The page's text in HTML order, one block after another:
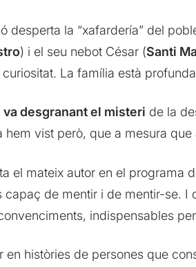
desperta la “xafardería” del
) i el seu nebot César (Santi
La família està
va desgranant el misteri de la
hem vist però, que a mesura
el mateix autor en el programa
capaç de mentir i de mentir-se.
indispensables
en històries de persones que